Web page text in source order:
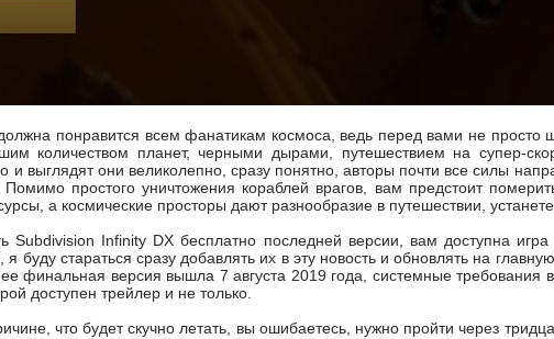
понравится всем фанатикам космоса, ведь перед вами не просто
количеством планет, черными дырами, путешествием на супер-
и выглядят они великолепно, сразу понятно, авторы почти все силы
простого уничтожения кораблей врагов, вам предстоит
а космические просторы дают разнообразие в путешествии, устанете
Subdivision Infinity DX бесплатно последней версии, вам доступна
буду стараться сразу добавлять их в эту новость и обновлять на
финальная версия вышла 7 августа 2019 года, системные требования
доступен трейлер и не только.
что будет скучно летать, вы ошибаетесь, нужно пройти через